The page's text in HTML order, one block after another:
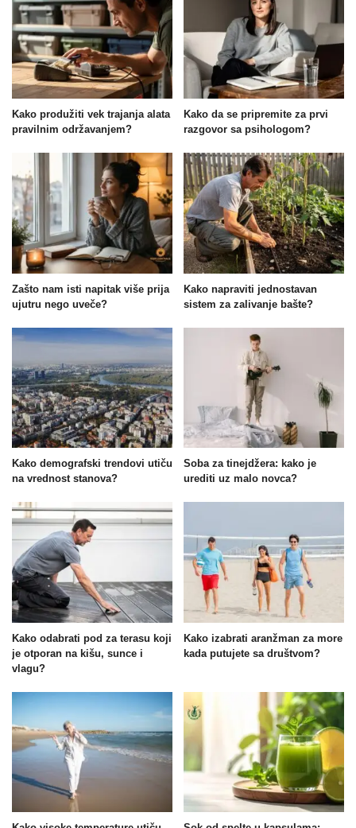
Kako produžiti vek trajanja alata
pravilnim održavanjem?
Kako da se pripremite za prvi
razgovor sa psihologom?
Zašto nam isti napitak više prija
ujutru nego uveče?
Kako napraviti jednostavan
sistem za zalivanje bašte?
Kako demografski trendovi utiču
na vrednost stanova?
Soba za tinejdžera: kako je
urediti uz malo novca?
Kako odabrati pod za terasu koji
je otporan na kišu, sunce i
vlagu?
Kako izabrati aranžman za more
kada putujete sa društvom?